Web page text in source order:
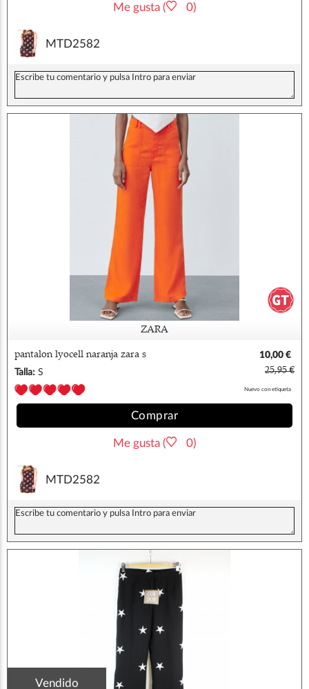
Me gusta ( 0)
MTD2582
ZARA
pantalon lyocell naranja zara s
10,00 €
Talla: S 25,95 €
Nuevo con etiqueta
Comprar
Me gusta ( 0)
MTD2582
Vendido